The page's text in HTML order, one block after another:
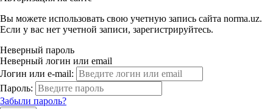
Вы можете использовать свою учетную запись сайта norma.uz.
Если у вас нет учетной записи, зарегистрируйтесь.
Неверный пароль
Неверный логин или email
Логин или e-mail:
Пароль:
Забыли пароль?